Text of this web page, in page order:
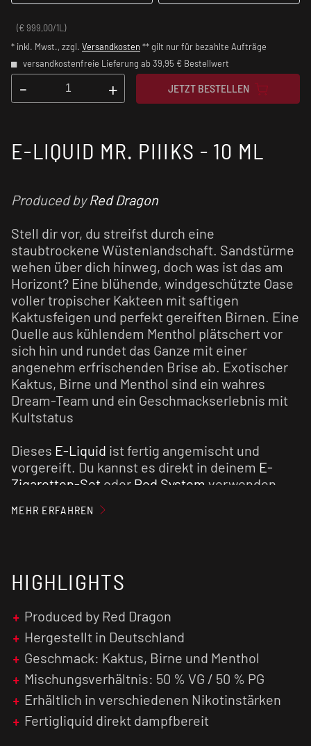
(€ 999,00/1L)
* inkl. Mwst., zzgl. Versandkosten ** gilt nur für bezahlte Aufträge
versandkostenfreie Lieferung ab 39,95 € Bestellwert
- + JETZT BESTELLEN
E-LIQUID MR. PIIIKS - 10 ML
Produced byRed Dragon
Stell dir vor, du streifst durch eine
staubtrockene Wüstenlandschaft. Sandstürme
wehen über dich hinweg, doch was ist das am
Horizont? Eine blühende, windgeschützte Oase
voller tropischer Kakteen mit saftigen
Kaktusfeigen und perfekt gereiften Birnen. Eine
Quelle aus kühlendem Menthol plätschert vor
sich hin und rundet das Ganze mit einer
angenehm erfrischenden Brise ab. Exotischer
Kaktus, Birne und Menthol sind ein wahres
Dream-Team und ein Geschmackserlebnis mit
Kultstatus
Dieses E-Liquid ist fertig angemischt und
vorgereift. Du kannst es direkt in deinem E-
Zigaretten-Set oder Pod System verwenden.
Für ein optimales Geschmackserlebnis
MEHR ERFAHREN
HIGHLIGHTS
Produced by Red Dragon
Hergestellt in Deutschland
Geschmack: Kaktus, Birne und Menthol
Mischungsverhältnis: 50 % VG / 50 % PG
Erhältlich in verschiedenen Nikotinstärken
Fertigliquid direkt dampfbereit